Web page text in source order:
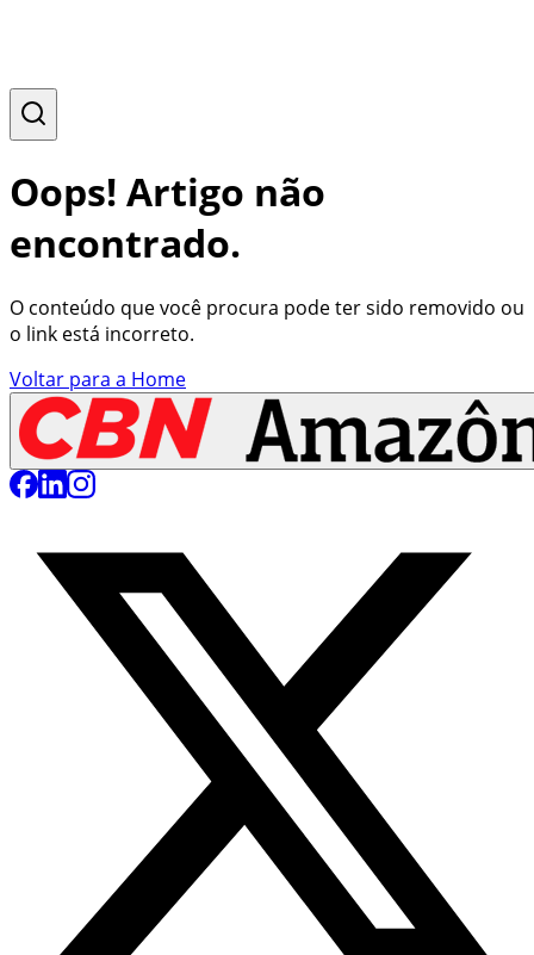
Oops! Artigo não
encontrado.
O conteúdo que você procura pode ter sido removido ou
o link está incorreto.
Voltar para a Home